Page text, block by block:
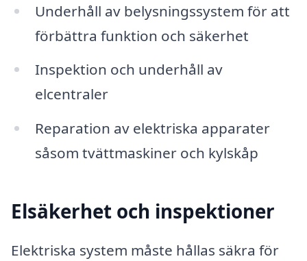
Underhåll av belysningssystem för att
förbättra funktion och säkerhet
Inspektion och underhåll av
elcentraler
Reparation av elektriska apparater
såsom tvättmaskiner och kylskåp
Elsäkerhet och inspektioner
Elektriska system måste hållas säkra för